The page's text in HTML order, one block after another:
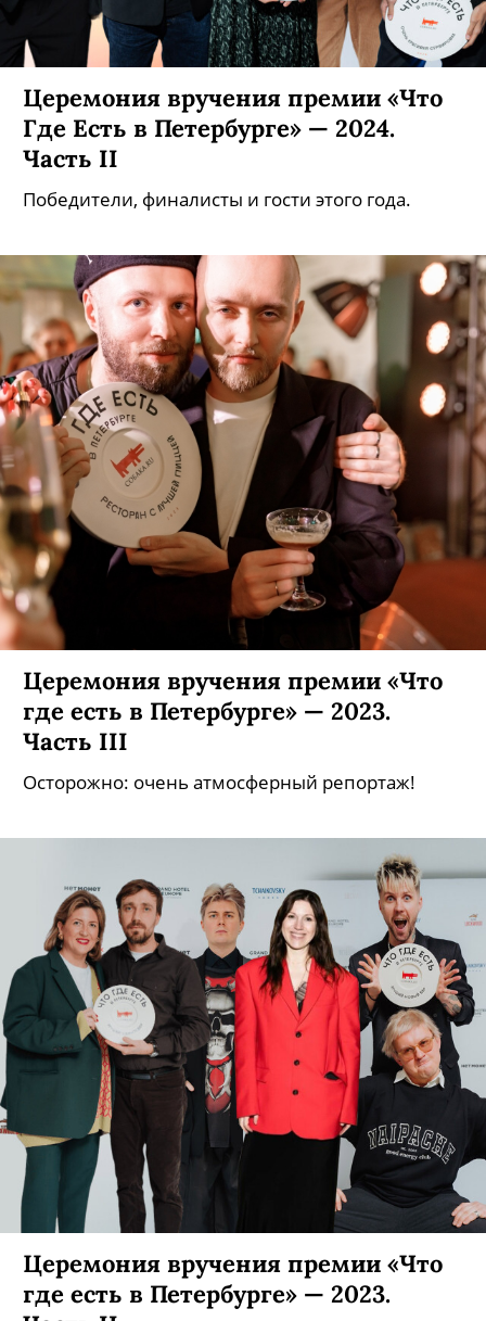
Церемония вручения премии «Что
Где Есть в Петербурге» — 2024.
Часть II
Победители, финалисты и гости этого года.
Церемония вручения премии «Что
где есть в Петербурге» — 2023.
Часть III
Осторожно: очень атмосферный репортаж!
Церемония вручения премии «Что
где есть в Петербурге» — 2023.